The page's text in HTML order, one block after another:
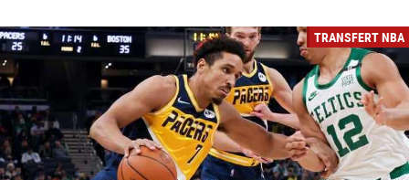
TRANSFERT NBA